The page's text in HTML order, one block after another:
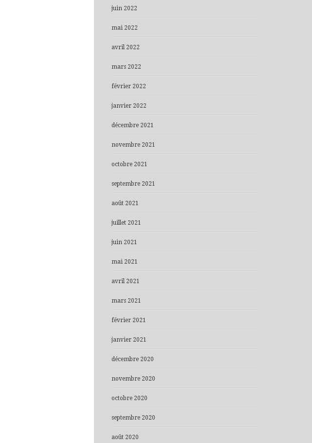
juin 2022
mai 2022
avril 2022
mars 2022
février 2022
janvier 2022
décembre 2021
novembre 2021
octobre 2021
septembre 2021
août 2021
juillet 2021
juin 2021
mai 2021
avril 2021
mars 2021
février 2021
janvier 2021
décembre 2020
novembre 2020
octobre 2020
septembre 2020
août 2020